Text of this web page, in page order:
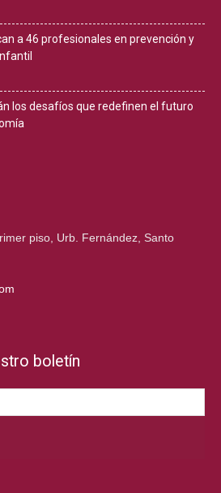
a 46 profesionales en prevención y
los desafíos que redefinen el futuro
piso, Urb. Fernández, Santo
boletín